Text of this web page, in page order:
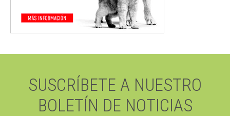
SUSCRÍBETE A NUESTRO
BOLETÍN DE NOTICIAS